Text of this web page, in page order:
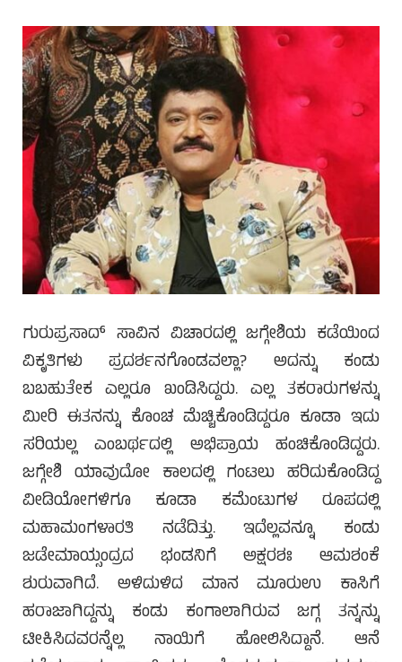
ಗುರುಪ್ರಸಾದ್ ಸಾವಿನ ವಿಚಾರದಲ್ಲಿ ಜಗ್ಗೇಶಿಯ ಕಡೆಯಿಂದ
ವಿಕೃತಿಗಳು ಪ್ರದರ್ಶನಗೊಂಡವಲ್ಲಾ? ಅದನ್ನು ಕಂಡು
ಬಬಹುತೇಕ ಎಲ್ಲರೂ ಖಂಡಿಸಿದ್ದರು. ಎಲ್ಲ ತಕರಾರುಗಳನ್ನು
ಮೀರಿ ಈತನನ್ನು ಕೊಂಚ ಮೆಚ್ಚಿಕೊಂಡಿದ್ದರೂ ಕೂಡಾ ಇದು
ಸರಿಯಲ್ಲ ಎಂಬರ್ಥದಲ್ಲಿ ಅಭಿಪ್ರಾಯ ಹಂಚಿಕೊಂಡಿದ್ದರು.
ಜಗ್ಗೇಶಿ ಯಾವುದೋ ಕಾಲದಲ್ಲಿ ಗಂಟಲು ಹರಿದುಕೊಂಡಿದ್ದ
ವೀಡಿಯೋಗಳಿಗೂ ಕೂಡಾ ಕಮೆಂಟುಗಳ ರೂಪದಲ್ಲಿ
ಮಹಾಮಂಗಳಾರತಿ ನಡೆದಿತ್ತು. ಇದೆಲ್ಲವನ್ನೂ ಕಂಡು
ಜಡೇಮಾಯ್ಸಂದ್ರದ ಭಂಡನಿಗೆ ಅಕ್ಷರಶಃ ಆಮಶಂಕೆ
ಶುರುವಾಗಿದೆ. ಅಳಿದುಳಿದ ಮಾನ ಮೂರುಉ ಕಾಸಿಗೆ
ಹರಾಜಾಗಿದ್ದನ್ನು ಕಂಡು ಕಂಗಾಲಾಗಿರುವ ಜಗ್ಗ ತನ್ನನ್ನು
ಟೀಕಿಸಿದವರನ್ನೆಲ್ಲ ನಾಯಿಗೆ ಹೋಲಿಸಿದ್ದಾನೆ. ಆನೆ